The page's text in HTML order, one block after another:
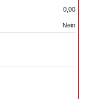
0,00
Nein